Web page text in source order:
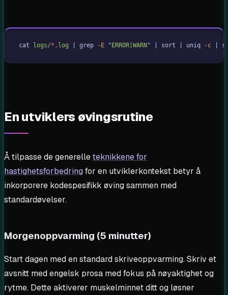
cat logs/* .log grep -E " ERROR|WARN " sort uniq -c
En utviklers øvingsrutine
Å tilpasse de generelleteknikkene for
hastighetsforbedringfor en utviklerkontekst betyr å
inkorporere kodespesifikk øving sammen med
standardøvelser.
Morgenoppvarming (5 minutter)
Start dagen med en standard skriveoppvarming. Skriv et
avsnitt med engelsk prosa med fokus på nøyaktighet og
rytme. Dette aktiverer muskelminnet ditt og løsner